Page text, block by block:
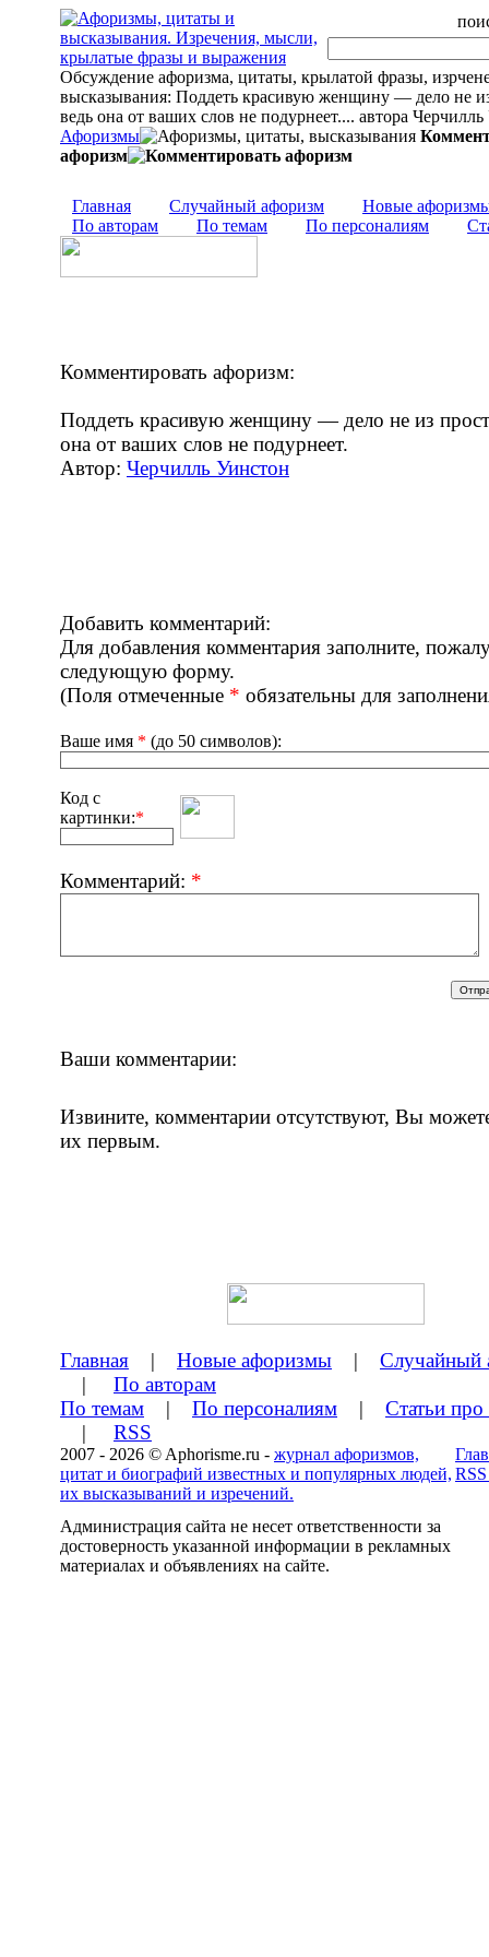
Обсуждение афоризма, цитаты, крылатой фразы,
высказывания: Поддеть красивую женщину — дело не
ведь она от ваших слов не подурнеет.... автора
Афоризмы
афоризм
Главная Случайный афоризм
Новые
По авторам
По темам По персоналиям
Комментировать афоризм:
Поддеть красивую женщину — дело не из
она от ваших слов не подурнеет.
Автор: Черчилль Уинстон
Добавить комментарий:
Для добавления комментария заполните,
следующую форму.
(Поля отмеченные * обязательны для
Ваше имя * (до 50 символов):
Код с
картинки:*
Комментарий: *
Ваши комментарии:
Извините, комментарии отсутствуют, Вы
их первым.
Главная | Новые афоризмы | Случайный
| По авторам
По темам | По персоналиям | Статьи
| RSS
2007 - 2026 © Aphorisme.ru - журнал афоризмов,
цитат и биографий известных и популярных людей,
их высказываний и изречений.
Администрация сайта не несет ответственности за
достоверность указанной информации в рекламных
материалах и объявлениях на сайте.